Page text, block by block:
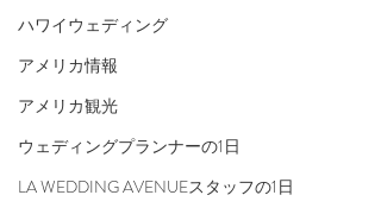
ハワイウェディング
アメリカ情報
アメリカ観光
ウェディングプランナーの1日
LA WEDDING AVENUEスタッフの1日